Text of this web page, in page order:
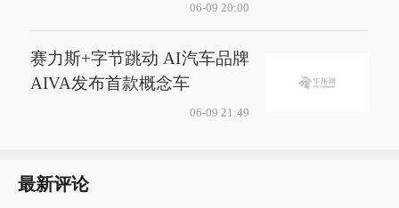
06-09 20:00
赛力斯+字节跳动 AI汽车品牌
AIVA发布首款概念车
06-09 21:49
最新评论